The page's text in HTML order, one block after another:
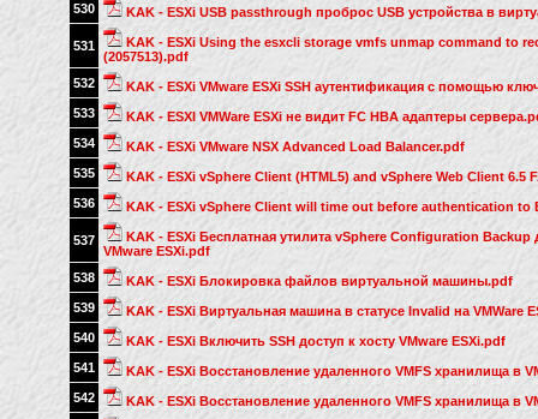
530
KAK - ESXi USB passthrough проброс USB устройства в
531
KAK - ESXi Using the esxcli storage vmfs unmap command to
(2057513).pdf
532
KAK - ESXi VMware ESXi SSH аутентификация с помощью
533
KAK - ESXI VMWare ESXi не видит FC HBA адаптеры
534
KAK - ESXi VMware NSX Advanced Load Balancer.pdf
535
KAK - ESXi vSphere Client (HTML5) and vSphere Web Client 6.5
536
KAK - ESXi vSphere Client will time out before authentication to
537
KAK - ESXi Бесплатная утилита vSphere Configuration
VMware ESXi.pdf
538
KAK - ESXi Блокировка файлов виртуальной машины.pdf
539
KAK - ESXi Виртуальная машина в статусе Invalid на VMWare
540
KAK - ESXi Включить SSH доступ к хосту VMware ESXi.pdf
541
KAK - ESXi Восстановление удаленного VMFS хранилища в
542
KAK - ESXi Восстановление удаленного VMFS хранилища в